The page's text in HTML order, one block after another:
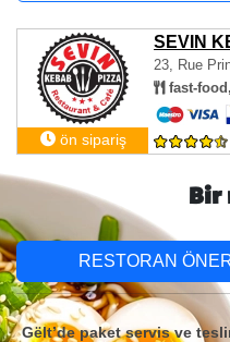
SEVIN
23, Rue
fast-
ön sipariş
Bir
RESTORAN
Gëlt’de paket servis ve